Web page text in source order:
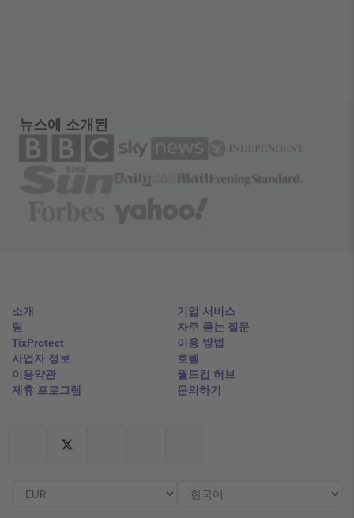
뉴스에 소개된
소개
팀
TixProtect
사업자 정보
이용약관
제휴 프로그램
기업 서비스
자주 묻는 질문
이용 방법
호텔
월드컵 허브
문의하기